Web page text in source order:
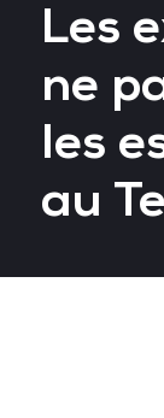
Data & AI
Les
ne
les
au